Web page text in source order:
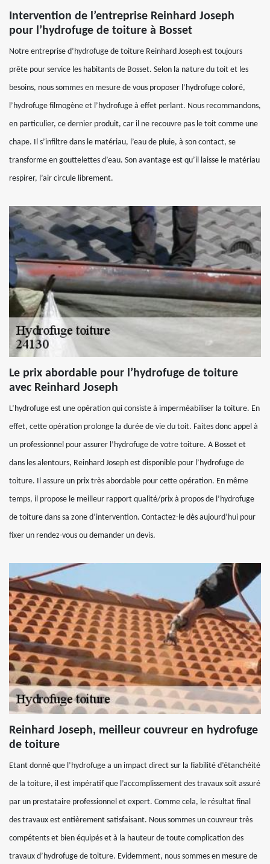
Intervention de l’entreprise Reinhard Joseph
pour l’hydrofuge de toiture à Bosset
Notre entreprise d’hydrofuge de toiture Reinhard Joseph est toujours
prête pour service les habitants de Bosset. Selon la nature du toit et les
besoins, nous sommes en mesure de vous proposer l’hydrofuge coloré,
l’hydrofuge filmogène et l’hydrofuge à effet perlant. Nous recommandons,
en particulier, ce dernier produit, car il ne recouvre pas le toit comme une
chape. Il s’infiltre dans le matériau, l’eau de pluie, à son contact, se
transforme en gouttelettes d’eau. Son avantage est qu’il laisse le matériau
respirer, l’air circule librement.
Le prix abordable pour l’hydrofuge de toiture
avec Reinhard Joseph
L’hydrofuge est une opération qui consiste à imperméabiliser la toiture. En
effet, cette opération prolonge la durée de vie du toit. Faites donc appel à
un professionnel pour assurer l’hydrofuge de votre toiture. A Bosset et
dans les alentours, Reinhard Joseph est disponible pour l’hydrofuge de
toiture. Il assure un prix très abordable pour cette opération. En même
temps, il propose le meilleur rapport qualité/prix à propos de l’hydrofuge
de toiture dans sa zone d’intervention. Contactez-le dès aujourd’hui pour
fixer un rendez-vous ou demander un devis.
Reinhard Joseph, meilleur couvreur en hydrofuge
de toiture
Etant donné que l’hydrofuge a un impact direct sur la fiabilité d’étanchéité
de la toiture, il est impératif que l’accomplissement des travaux soit assuré
par un prestataire professionnel et expert. Comme cela, le résultat final
des travaux est entièrement satisfaisant. Nous sommes un couvreur très
compétents et bien équipés et à la hauteur de toute complication des
travaux d’hydrofuge de toiture. Evidemment, nous sommes en mesure de